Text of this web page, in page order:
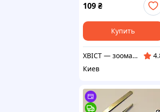
109₴
Купить
ХВІСТ — зоомагазин заботы об домашних хвостиках
Киев